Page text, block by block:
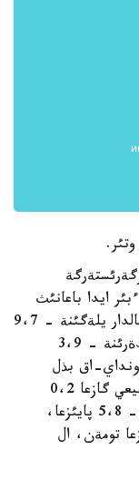
ايدا باعانئث
گاز كوندةنساتئنا - 23،2 پايئزعا، قارا مةتالدار يلةگئنة - 9،7
پايئزعا، مئسقا - 4،3 پايئزعا، مذناي ونئمدةرئنة - 3،9
سونداي-اق بذل
جةتكئزئلئمدةر مئرئشقا - 0،4 پايئزعا، تابيعي گازعا 0،2
پايئزعا جوعارئلاؤئ بةلگئلةندئ. باعا جذنگة - 5،8 پايئزعا،
ماقتاعا - 0،3 پايئزعا تومةن، ال